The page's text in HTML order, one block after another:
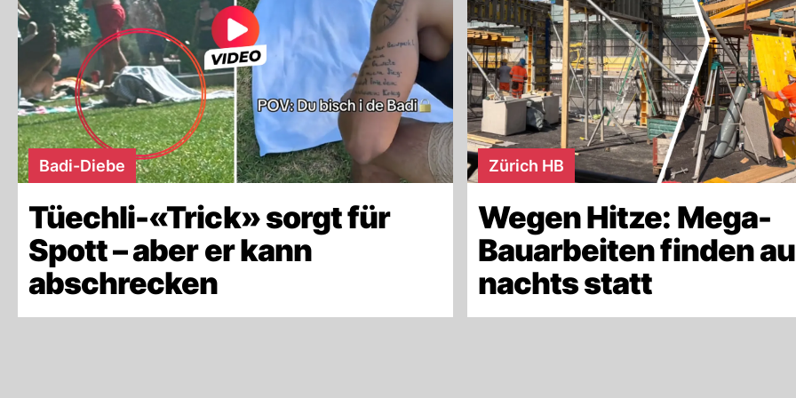
Badi-Diebe
Tüechli-«Trick» sorgt für
Spott – aber er kann
abschrecken
Zürich HB
Wegen Hitze: Mega-
Bauarbeiten finden
nachts statt